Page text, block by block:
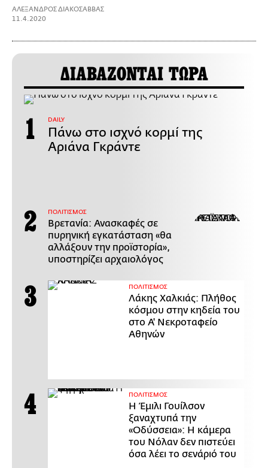
ΑΛΕΞΑΝΔΡΟΣ ΔΙΑΚΟΣΑΒΒΑΣ
11.4.2020
ΔΙΑΒΑΖΟΝΤΑΙ ΤΩΡΑ
DAILY
Πάνω στο ισχνό κορμί της
Αριάνα Γκράντε
ΠΟΛΙΤΙΣΜΟΣ
Βρετανία: Ανασκαφές σε
πυρηνική εγκατάσταση «θα
αλλάξουν την προϊστορία»,
υποστηρίζει αρχαιολόγος
ΠΟΛΙΤΙΣΜΟΣ
Λάκης Χαλκιάς: Πλήθος
κόσμου στην κηδεία του
στο Α' Νεκροταφείο
Αθηνών
ΠΟΛΙΤΙΣΜΟΣ
Η Έμιλι Γουίλσον
ξαναχτυπά την
«Οδύσσεια»: Η κάμερα
του Νόλαν δεν πιστεύει
όσα λέει το σενάριό του